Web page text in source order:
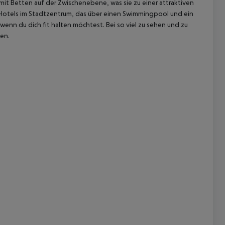
Betten auf der Zwischenebene, was sie zu einer attraktiven
im Stadtzentrum, das über einen Swimmingpool und ein
du dich fit halten möchtest. Bei so viel zu sehen und zu